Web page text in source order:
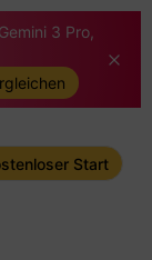
3 Pro,
Start